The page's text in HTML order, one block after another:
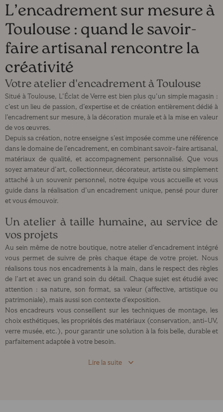
L’encadrement sur mesure à
Toulouse : quand le savoir-
faire artisanal rencontre la
créativité
Votre atelier d'encadrement à Toulouse
Situé à Toulouse, L’Éclat de Verre est bien plus qu’un simple magasin :
c’est un lieu de passion, d’expertise et de création entièrement dédié à
l’encadrement sur mesure, à la décoration murale et à la mise en valeur
de vos œuvres.
Depuis sa création, notre enseigne s’est imposée comme une référence
dans le domaine de l’encadrement, en combinant savoir-faire artisanal,
matériaux de qualité, et accompagnement personnalisé. Que vous
soyez amateur d’art, collectionneur, décorateur, artiste ou simplement
attaché à un souvenir personnel, notre équipe vous accueille et vous
guide dans la réalisation d’un encadrement unique, pensé pour durer
et vous émouvoir.
Un atelier à taille humaine, au service de
vos projets
Au sein même de notre boutique, notre atelier d’encadrement intégré
vous permet de suivre de près chaque étape de votre projet. Nous
réalisons tous nos encadrements à la main, dans le respect des règles
de l’art et avec un grand soin du détail. Chaque sujet est étudié avec
attention : sa nature, son format, sa valeur (affective, artistique ou
patrimoniale), mais aussi son contexte d’exposition.
Nos encadreurs vous conseillent sur les techniques de montage, les
choix esthétiques, les propriétés des matériaux (conservation, anti-UV,
verre musée, etc.), pour garantir une solution à la fois belle, durable et
parfaitement adaptée à votre besoin.
Lire la suite